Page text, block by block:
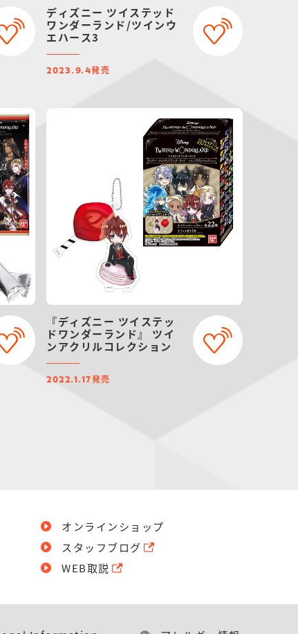
ディズニー ツイステッド
ワンダーランド/ツインウ
エハース3
2023.9.4発売
『ディズニー ツイステッ
ドワンダーランド』 ツイ
ンアクリルコレクション
2022.1.17発売
オンラインショップ
スタッフブログ
WEB取説